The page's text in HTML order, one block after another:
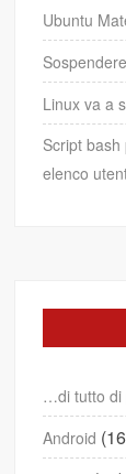
Ubuntu
Linux va a
Script
elenco
…di tutto di
Android